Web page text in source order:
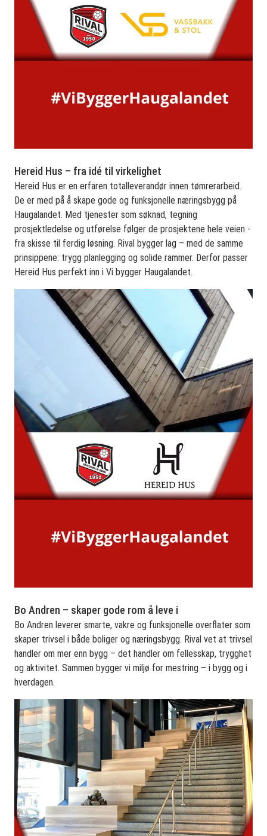
Hereid Hus – fra idé til virkelighet
Hereid Hus er en erfaren totalleverandør innen tømrerarbeid.
De er med på å skape gode og funksjonelle næringsbygg på
Haugalandet. Med tjenester som søknad, tegning
prosjektledelse og utførelse følger de prosjektene hele veien -
fra skisse til ferdig løsning. Rival bygger lag – med de samme
prinsippene: trygg planlegging og solide rammer. Derfor passer
Hereid Hus perfekt inn i Vi bygger Haugalandet.
Bo Andren – skaper gode rom å leve i
Bo Andren leverer smarte, vakre og funksjonelle overflater som
skaper trivsel i både boliger og næringsbygg. Rival vet at trivsel
handler om mer enn bygg – det handler om fellesskap, trygghet
og aktivitet. Sammen bygger vi miljø for mestring – i bygg og i
hverdagen.